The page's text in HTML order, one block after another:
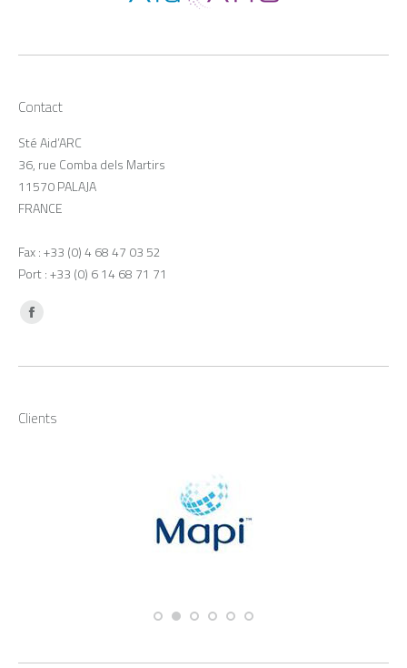
Contact
Sté Aid’ARC
36, rue Comba dels Martirs
11570 PALAJA
FRANCE
Fax : +33 (0) 4 68 47 03 52
Port : +33 (0) 6 14 68 71 71
Trouvez nous sur :
Facebook
Clients